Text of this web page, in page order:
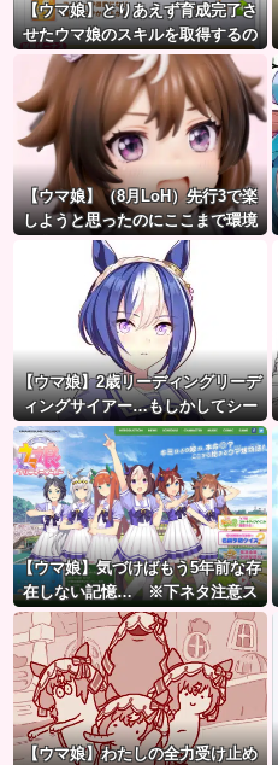
【ウマ娘】とりあえず育成完了さ
せたウマ娘のスキルを取得するの
が面倒…このまま終わらせたろ！
←「実はこれちょっと損してる
ぞ」
【ウマ娘】（8月LoH）先行3で楽
しようと思ったのにここまで環境
が変わるとは思わなかったのだ…
【ウマ娘】2歳リーディングリーデ
ィングサイアー…もしかしてシー
ザリオって凄いのでは？
【ウマ娘】気づけばもう5年前な存
在しない記憶… ※下ネタ注意ス
レ
【ウマ娘】わたしの全力受け止め